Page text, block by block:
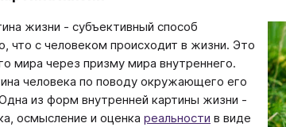
жизни - субъективный способ
что с человеком происходит в жизни. Это
мира через призму мира внутреннего.
человека по поводу окружающего его
из форм внутренней картины жизни -
осмысление и оценка реальности в виде